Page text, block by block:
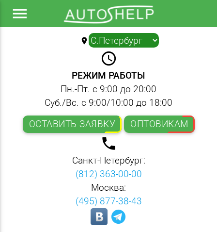
menu
location_on ▼
query_builder
РЕЖИМ РАБОТЫ
Пн.-Пт. с 9:00 до 20:00
Суб./Вс. с 9:00/10:00 до 18:00
ОСТАВИТЬ ЗАЯВКУ
ОПТОВИКАМ
local_phone
Санкт-Петербург:
(812) 363-00-00
Москва:
(495) 877-38-43